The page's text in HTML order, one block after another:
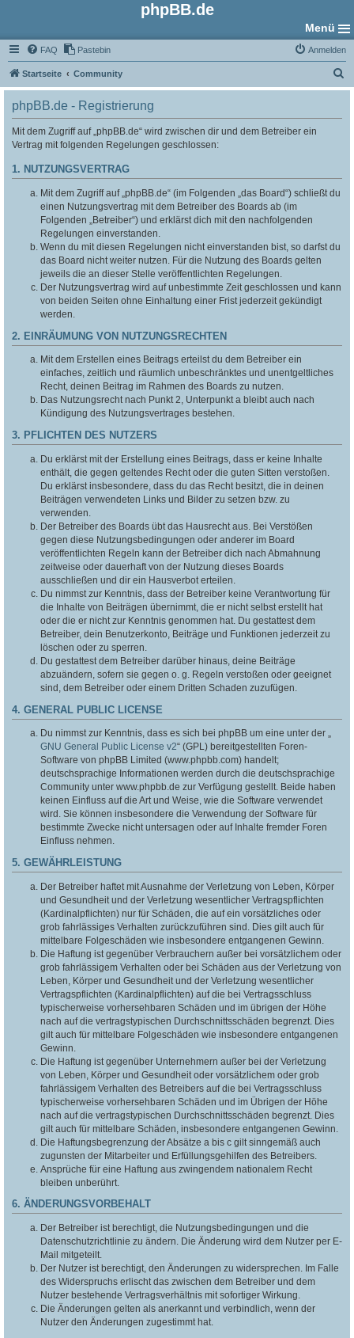
phpBB.de
Menü
FAQ Pastebin Anmelden
Startseite Community
u
phpBB.de - Registrierung
Mit dem Zugriff auf „phpBB.de“ wird zwischen dir und dem Betreiber ein
Vertrag mit folgenden Regelungen geschlossen:
1. NUTZUNGSVERTRAG
Mit dem Zugriff auf „phpBB.de“ (im Folgenden „das Board“) schließt du
einen Nutzungsvertrag mit dem Betreiber des Boards ab (im
Folgenden „Betreiber“) und erklärst dich mit den nachfolgenden
Regelungen einverstanden.
Wenn du mit diesen Regelungen nicht einverstanden bist, so darfst du
das Board nicht weiter nutzen. Für die Nutzung des Boards gelten
jeweils die an dieser Stelle veröffentlichten Regelungen.
Der Nutzungsvertrag wird auf unbestimmte Zeit geschlossen und kann
von beiden Seiten ohne Einhaltung einer Frist jederzeit gekündigt
werden.
2. EINRÄUMUNG VON NUTZUNGSRECHTEN
Mit dem Erstellen eines Beitrags erteilst du dem Betreiber ein
einfaches, zeitlich und räumlich unbeschränktes und unentgeltliches
Recht, deinen Beitrag im Rahmen des Boards zu nutzen.
Das Nutzungsrecht nach Punkt 2, Unterpunkt a bleibt auch nach
Kündigung des Nutzungsvertrages bestehen.
3. PFLICHTEN DES NUTZERS
Du erklärst mit der Erstellung eines Beitrags, dass er keine Inhalte
enthält, die gegen geltendes Recht oder die guten Sitten verstoßen.
Du erklärst insbesondere, dass du das Recht besitzt, die in deinen
Beiträgen verwendeten Links und Bilder zu setzen bzw. zu
verwenden.
Der Betreiber des Boards übt das Hausrecht aus. Bei Verstößen
gegen diese Nutzungsbedingungen oder anderer im Board
veröffentlichten Regeln kann der Betreiber dich nach Abmahnung
zeitweise oder dauerhaft von der Nutzung dieses Boards
ausschließen und dir ein Hausverbot erteilen.
Du nimmst zur Kenntnis, dass der Betreiber keine Verantwortung für
die Inhalte von Beiträgen übernimmt, die er nicht selbst erstellt hat
oder die er nicht zur Kenntnis genommen hat. Du gestattest dem
Betreiber, dein Benutzerkonto, Beiträge und Funktionen jederzeit zu
löschen oder zu sperren.
Du gestattest dem Betreiber darüber hinaus, deine Beiträge
abzuändern, sofern sie gegen o. g. Regeln verstoßen oder geeignet
sind, dem Betreiber oder einem Dritten Schaden zuzufügen.
4. GENERAL PUBLIC LICENSE
Du nimmst zur Kenntnis, dass es sich bei phpBB um eine unter der „
GNU General Public License v2“ (GPL) bereitgestellten Foren-
Software von phpBB Limited (www.phpbb.com) handelt;
deutschsprachige Informationen werden durch die deutschsprachige
Community unter www.phpbb.de zur Verfügung gestellt. Beide haben
keinen Einfluss auf die Art und Weise, wie die Software verwendet
wird. Sie können insbesondere die Verwendung der Software für
bestimmte Zwecke nicht untersagen oder auf Inhalte fremder Foren
Einfluss nehmen.
5. GEWÄHRLEISTUNG
Der Betreiber haftet mit Ausnahme der Verletzung von Leben, Körper
und Gesundheit und der Verletzung wesentlicher Vertragspflichten
(Kardinalpflichten) nur für Schäden, die auf ein vorsätzliches oder
grob fahrlässiges Verhalten zurückzuführen sind. Dies gilt auch für
mittelbare Folgeschäden wie insbesondere entgangenen Gewinn.
Die Haftung ist gegenüber Verbrauchern außer bei vorsätzlichem oder
grob fahrlässigem Verhalten oder bei Schäden aus der Verletzung von
Leben, Körper und Gesundheit und der Verletzung wesentlicher
Vertragspflichten (Kardinalpflichten) auf die bei Vertragsschluss
typischerweise vorhersehbaren Schäden und im übrigen der Höhe
nach auf die vertragstypischen Durchschnittsschäden begrenzt. Dies
gilt auch für mittelbare Folgeschäden wie insbesondere entgangenen
Gewinn.
Die Haftung ist gegenüber Unternehmern außer bei der Verletzung
von Leben, Körper und Gesundheit oder vorsätzlichem oder grob
fahrlässigem Verhalten des Betreibers auf die bei Vertragsschluss
typischerweise vorhersehbaren Schäden und im Übrigen der Höhe
nach auf die vertragstypischen Durchschnittsschäden begrenzt. Dies
gilt auch für mittelbare Schäden, insbesondere entgangenen Gewinn.
Die Haftungsbegrenzung der Absätze a bis c gilt sinngemäß auch
zugunsten der Mitarbeiter und Erfüllungsgehilfen des Betreibers.
Ansprüche für eine Haftung aus zwingendem nationalem Recht
bleiben unberührt.
6. ÄNDERUNGSVORBEHALT
Der Betreiber ist berechtigt, die Nutzungsbedingungen und die
Datenschutzrichtlinie zu ändern. Die Änderung wird dem Nutzer per E-
Mail mitgeteilt.
Der Nutzer ist berechtigt, den Änderungen zu widersprechen. Im Falle
des Widerspruchs erlischt das zwischen dem Betreiber und dem
Nutzer bestehende Vertragsverhältnis mit sofortiger Wirkung.
Die Änderungen gelten als anerkannt und verbindlich, wenn der
Nutzer den Änderungen zugestimmt hat.